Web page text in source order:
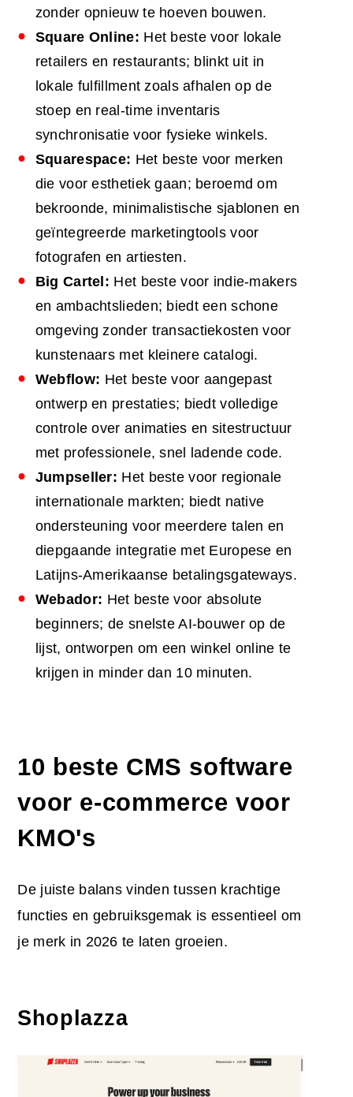
zonder opnieuw te hoeven bouwen.
Square Online: Het beste voor lokale
retailers en restaurants; blinkt uit in
lokale fulfillment zoals afhalen op de
stoep en real-time inventaris
synchronisatie voor fysieke winkels.
Squarespace: Het beste voor merken
die voor esthetiek gaan; beroemd om
bekroonde, minimalistische sjablonen en
geïntegreerde marketingtools voor
fotografen en artiesten.
Big Cartel: Het beste voor indie-makers
en ambachtslieden; biedt een schone
omgeving zonder transactiekosten voor
kunstenaars met kleinere catalogi.
Webflow: Het beste voor aangepast
ontwerp en prestaties; biedt volledige
controle over animaties en sitestructuur
met professionele, snel ladende code.
Jumpseller: Het beste voor regionale
internationale markten; biedt native
ondersteuning voor meerdere talen en
diepgaande integratie met Europese en
Latijns-Amerikaanse betalingsgateways.
Webador: Het beste voor absolute
beginners; de snelste AI-bouwer op de
lijst, ontworpen om een winkel online te
krijgen in minder dan 10 minuten.
10 beste CMS software
voor e-commerce voor
KMO's
De juiste balans vinden tussen krachtige
functies en gebruiksgemak is essentieel om
je merk in 2026 te laten groeien.
Shoplazza